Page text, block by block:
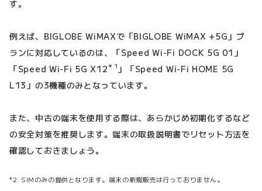
す。
例えば、BIGLOBE WiMAXで「BIGLOBE WiMAX +5G」プ
ランに対応しているのは、「Speed Wi-Fi DOCK 5G 01」
「Speed Wi-Fi 5G X12＊1 」「Speed Wi-Fi HOME 5G
L13」の3機種のみとなっています。
また、中古の端末を使用する際は、あらかじめ初期化するなど
の安全対策を推奨します。端末の取扱説明書でリセット方法を
確認しておきましょう。
SIMのみの提供となります。端末の新規販売は行っておりません。